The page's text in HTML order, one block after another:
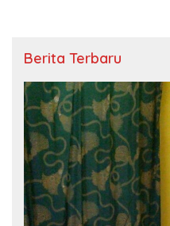
Berita Terbaru